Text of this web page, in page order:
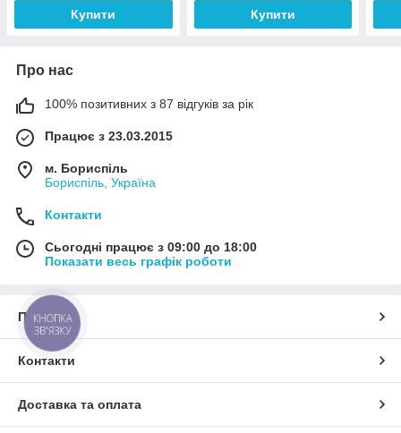
Купити Купити
Про нас
100% позитивних з 87 відгуків за рік
Працює з 23.03.2015
м. Бориспіль
Бориспіль, Україна
Контакти
Сьогодні працює з 09:00 до 18:00
Показати весь графік роботи
Про нас
Контакти
Доставка та оплата
КНОПКА
ЗВ'ЯЗКУ